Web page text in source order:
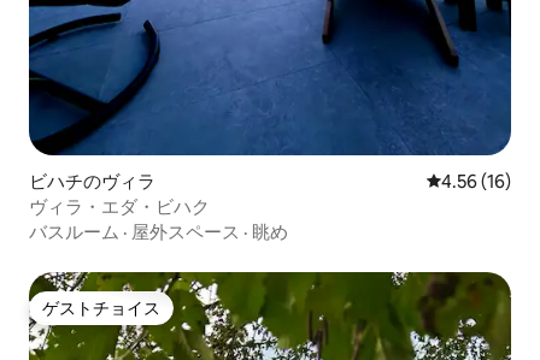
ビハチのヴィラ レビュー16
4.56 (16)
ヴィラ・エダ・ビハク
バスルーム · 屋外スペース · 眺め
ゲストチョイス
ゲストチョイス